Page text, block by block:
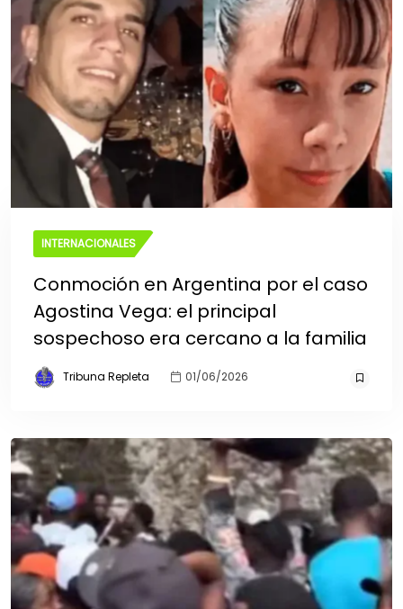
INTERNACIONALES
Conmoción en Argentina por el caso
Agostina Vega: el principal
sospechoso era cercano a la familia
Tribuna Repleta 01/06/2026